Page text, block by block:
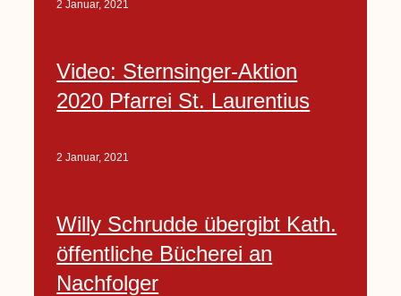
2 Januar, 2021
Video: Sternsinger-Aktion
2020 Pfarrei St. Laurentius
2 Januar, 2021
Willy Schrudde übergibt Kath.
öffentliche Bücherei an
Nachfolger